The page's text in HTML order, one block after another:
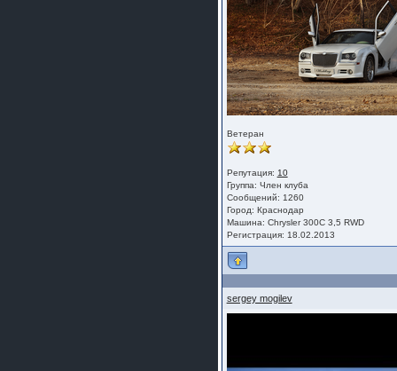
Ветеран
Репутация: 10
Группа: Член клуба
Сообщений: 1260
Город: Краснодар
Машина: Chrysler 300C 3,5 RWD
Регистрация: 18.02.2013
sergey mogilev